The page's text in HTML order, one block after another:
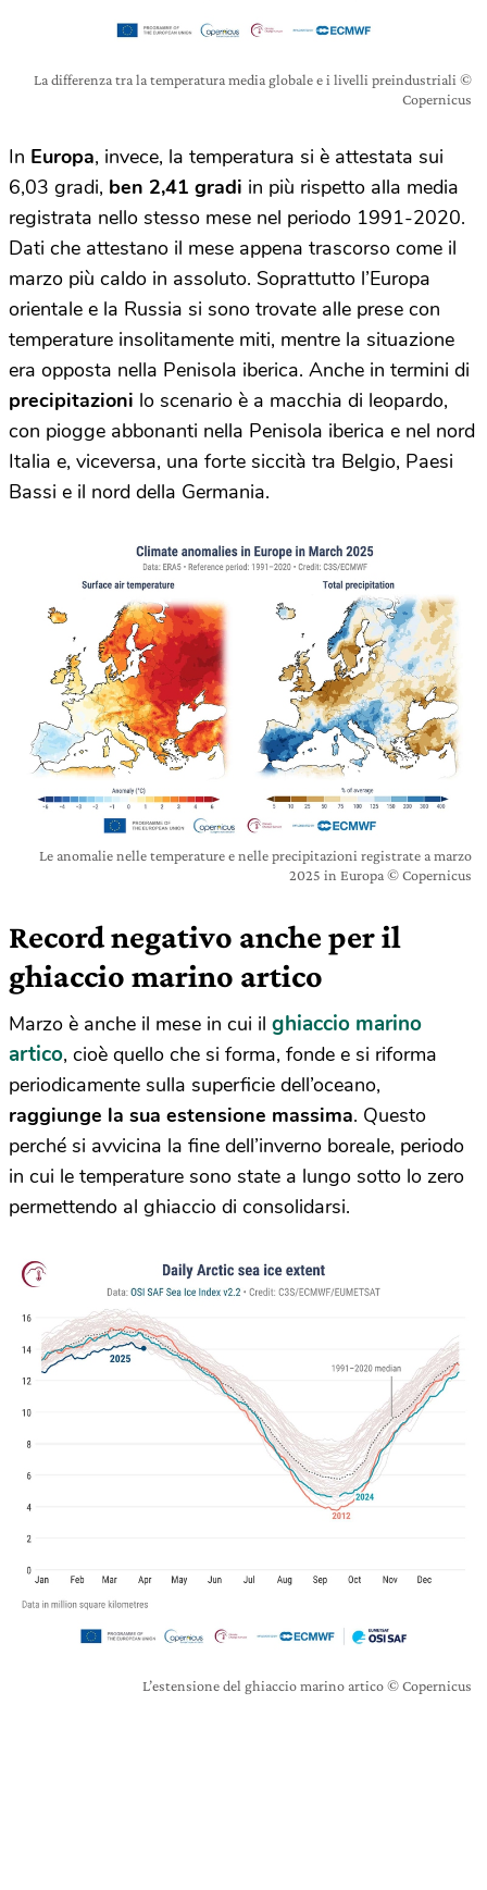
La differenza tra la temperatura media globale e i livelli preindustriali ©
Copernicus
In Europa, invece, la temperatura si è attestata sui
6,03 gradi, ben 2,41 gradi in più rispetto alla media
registrata nello stesso mese nel periodo 1991-2020.
Dati che attestano il mese appena trascorso come il
marzo più caldo in assoluto. Soprattutto l’Europa
orientale e la Russia si sono trovate alle prese con
temperature insolitamente miti, mentre la situazione
era opposta nella Penisola iberica. Anche in termini di
precipitazioni lo scenario è a macchia di leopardo,
con piogge abbonanti nella Penisola iberica e nel nord
Italia e, viceversa, una forte siccità tra Belgio, Paesi
Bassi e il nord della Germania.
Le anomalie nelle temperature e nelle precipitazioni registrate a marzo
2025 in Europa © Copernicus
Record negativo anche per il
ghiaccio marino artico
Marzo è anche il mese in cui il ghiaccio marino
artico, cioè quello che si forma, fonde e si riforma
periodicamente sulla superficie dell’oceano,
raggiunge la sua estensione massima. Questo
perché si avvicina la fine dell’inverno boreale, periodo
in cui le temperature sono state a lungo sotto lo zero
permettendo al ghiaccio di consolidarsi.
L’estensione del ghiaccio marino artico © Copernicus